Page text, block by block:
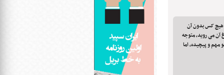
کس بدون آن
آن می روید، متوجه
و پیچیده، اما